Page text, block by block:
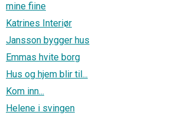
mine fiine
Katrines Interiør
Jansson bygger hus
Emmas hvite borg
Hus og hjem blir til...
Kom inn...
Helene i svingen